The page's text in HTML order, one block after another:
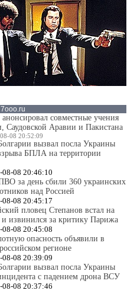
совместные учения
Саудовской Аравии и Пакистана
08 20:52:09
вызвал посла Украины
БПЛА на территории
08-08 20:46:10
за день сбили 360 украинских
над Россией
08-08 20:45:17
пловец Степанов встал на
и извинился за критику Парижа
08-08 20:45:08
опасность объявили в
регионе
08-08 20:39:09
вызвал посла Украины
с падением дрона ВСУ
08-08 20:37:46